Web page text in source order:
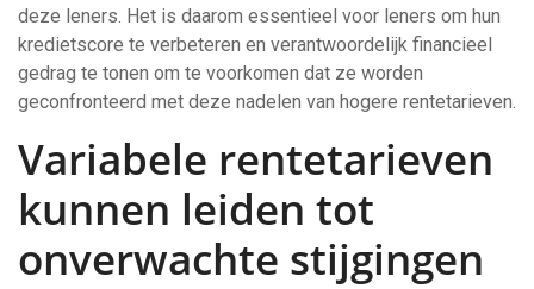
deze leners. Het is daarom essentieel voor leners om hun
kredietscore te verbeteren en verantwoordelijk financieel
gedrag te tonen om te voorkomen dat ze worden
geconfronteerd met deze nadelen van hogere rentetarieven.
Variabele rentetarieven
kunnen leiden tot
onverwachte stijgingen